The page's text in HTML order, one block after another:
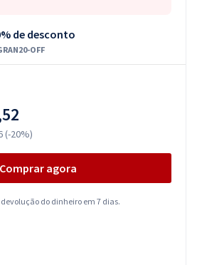
de desconto
OFF
(-20%)
Comprar agora
do dinheiro em 7 dias.